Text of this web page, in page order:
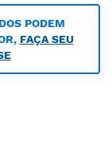
PODEM
FAÇA SEU